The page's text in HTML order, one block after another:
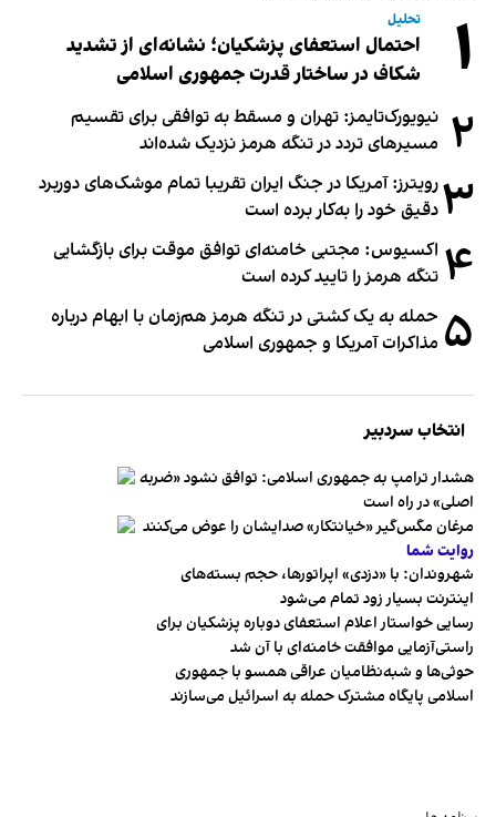
۱ تحلیل
احتمال استعفای پزشکیان؛ نشانه‌ای از تشدید
شکاف در ساختار قدرت جمهوری اسلامی
۲ نیویورک‌تایمز: تهران و مسقط به توافقی برای تقسیم
مسیرهای تردد در تنگه هرمز نزدیک شده‌اند
۳رویترز: آمریکا در جنگ ایران تقریبا تمام موشک‌های دوربرد
دقیق خود را به‌کار برده است
۴ اکسیوس: مجتبی خامنه‌ای توافق موقت برای بازگشایی
تنگه هرمز را تایید کرده است
۵ حمله به یک کشتی در تنگه هرمز هم‌زمان با ابهام درباره
مذاکرات آمریکا و جمهوری اسلامی
انتخاب سردبیر
هشدار ترامپ به جمهوری اسلامی: توافق نشود «ضربه
اصلی» در راه است
مرغان مگس‌گیر «خیانتکار» صدایشان را عوض می‌کنند
روایت شما
شهروندان:‌ با «دزدی» اپراتورها، حجم بسته‌های
اینترنت بسیار زود تمام می‌شود
رسایی خواستار اعلام استعفای دوباره پزشکیان برای
راستی‌آزمایی موافقت خامنه‌ای با آن شد
حوثی‌ها و شبه‌نظامیان عراقی همسو با جمهوری
اسلامی پایگاه مشترک حمله به اسرائیل می‌سازند